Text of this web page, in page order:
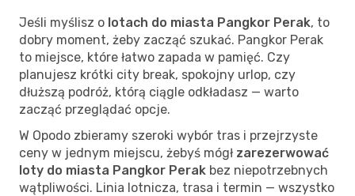
Jeśli myślisz o lotach do miasta Pangkor Perak, to
dobry moment, żeby zacząć szukać. Pangkor Perak
to miejsce, które łatwo zapada w pamięć. Czy
planujesz krótki city break, spokojny urlop, czy
dłuższą podróż, którą ciągle odkładasz — warto
zacząć przeglądać opcje.
W Opodo zbieramy szeroki wybór tras i przejrzyste
ceny w jednym miejscu, żebyś mógł zarezerwować
loty do miasta Pangkor Perak bez niepotrzebnych
wątpliwości. Linia lotnicza, trasa i termin — wszystko